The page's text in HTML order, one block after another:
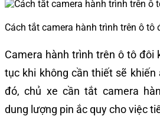
Cách tắt camera hành trình trên ô tô
Camera hành trình trên ô tô đôi
tục khi không cần thiết sẽ khiến
đó, chủ xe cần tắt camera
dung lượng pin ắc quy cho việc